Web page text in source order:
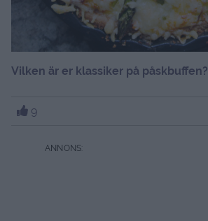
Vilken är er klassiker på påskbuffen?
9